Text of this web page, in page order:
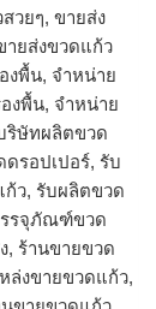
วยๆ, ขายส่ง
ายส่งขวดแก้ว
งพื้น, จำหน่าย
งพื้น, จําหน่าย
ริษัทผลิตขวด
รอปเปอร์, รับ
ว, รับผลิตขวด
รรจุภัณฑ์ขวด
, ร้านขายขวด
ล่งขายขวดแก้ว,